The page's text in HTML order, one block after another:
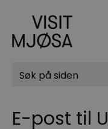
Søk
E-post til